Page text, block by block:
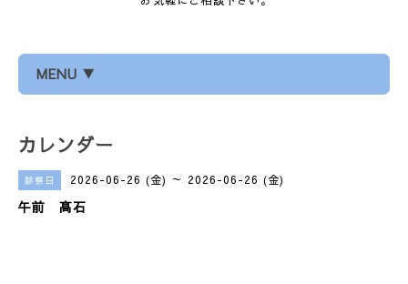
MENU ▼
カレンダー
診察日 2026-06-26 (金) ～ 2026-06-26 (金)
午前 髙石